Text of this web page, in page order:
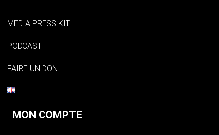
MEDIA PRESS KIT
PODCAST
FAIRE UN DON
MON COMPTE